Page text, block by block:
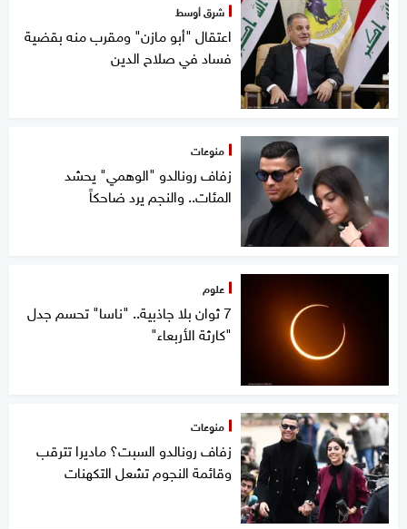
شرق أوسط
اعتقال "أبو مازن" ومقرب منه بقضية
فساد في صلاح الدين
منوعات
زفاف رونالدو "الوهمي" يحشد
المئات.. والنجم يرد ضاحكاً
علوم
7 ثوان بلا جاذبية.. "ناسا" تحسم جدل
"كارثة الأربعاء"
منوعات
زفاف رونالدو السبت؟ ماديرا تترقب
وقائمة النجوم تشعل التكهنات